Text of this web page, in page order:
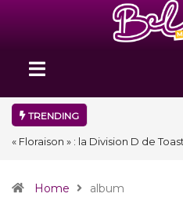
TRENDING
« Floraison » : la Division D de
Home album